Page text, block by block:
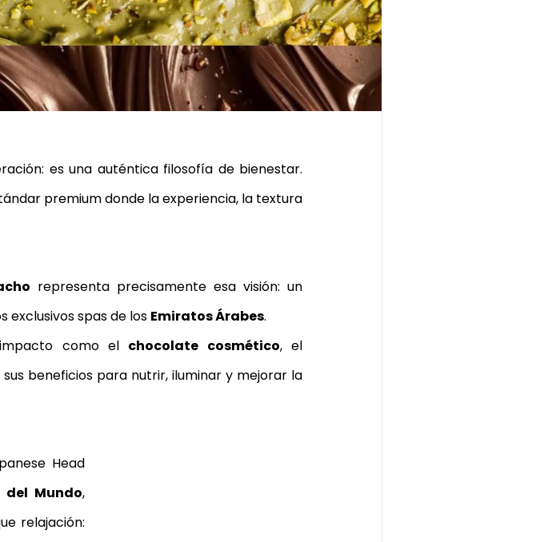
matcha massage kyoro matcha ritual
ritual chocolate dubai ritual
es una auténtica filosofía de bienestar.
premium donde la experiencia, la textura
exclusivos spas de los Emiratos Árabes.
como el chocolate cosmético
beneficios para nutrir, iluminar y mejorar la
Head
del Mundo,
relajación: